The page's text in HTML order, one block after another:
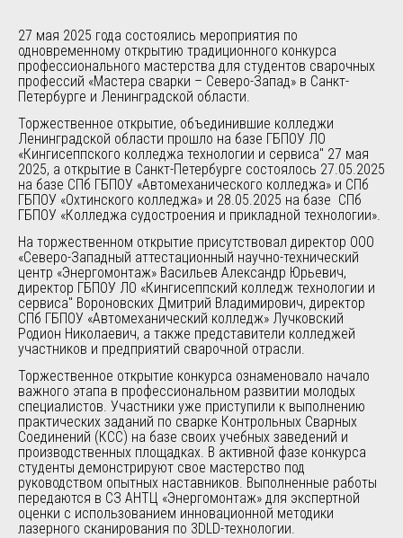
27 мая 2025 года состоялись мероприятия по
одновременному открытию традиционного конкурса
профессионального мастерства для студентов сварочных
профессий «Мастера сварки – Северо-Запад» в Санкт-
Петербурге и Ленинградской области.
Торжественное открытие, объединившие колледжи
Ленинградской области прошло на базе ГБПОУ ЛО
«Кингисеппского колледжа технологии и сервиса" 27 мая
2025, а открытие в Санкт-Петербурге состоялось 27.05.2025
на базе СПб ГБПОУ «Автомеханического колледжа» и СПб
ГБПОУ «Охтинского колледжа» и 28.05.2025 на базе СПб
ГБПОУ «Колледжа судостроения и прикладной технологии».
На торжественном открытие присутствовал директор ООО
«Северо-Западный аттестационный научно-технический
центр «Энергомонтаж» Васильев Александр Юрьевич,
директор ГБПОУ ЛО «Кингисеппский колледж технологии и
сервиса" Вороновских Дмитрий Владимирович, директор
СПб ГБПОУ «Автомеханический колледж» Лучковский
Родион Николаевич, а также представители колледжей
участников и предприятий сварочной отрасли.
Торжественное открытие конкурса ознаменовало начало
важного этапа в профессиональном развитии молодых
специалистов. Участники уже приступили к выполнению
практических заданий по сварке Контрольных Сварных
Соединений (КСС) на базе своих учебных заведений и
производственных площадках. В активной фазе конкурса
студенты демонстрируют свое мастерство под
руководством опытных наставников. Выполненные работы
передаются в СЗ АНТЦ «Энергомонтаж» для экспертной
оценки с использованием инновационной методики
лазерного сканирования по 3DLD-технологии.